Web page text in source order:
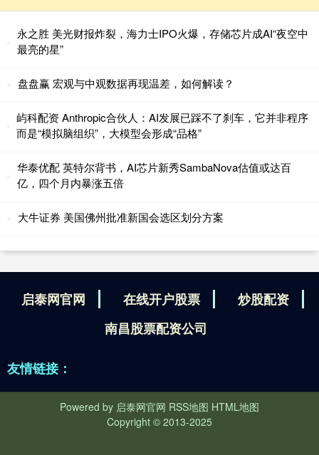
永之胜 美光财报炸裂，海力士IPO火爆，存储芯片成AI“夜空中
最亮的星”
盘盘赢 宏观与中观数据再现温差，如何解读？
屿科配资 Anthropic合伙人：AI发展已踩不了刹车，它并非程序
而是“模拟脑组织”，大模型会形成“品格”
华泰优配 英特尔背书，AI芯片新秀SambaNova估值或达百
亿，四个月内暴涨五倍
大牛证券 美国佛州批准新国会选区划分方案
启泰网官网 在线开户股票
炒股配资
南昌股票配资公司
友情链接：
Powered by 启泰网官网 RSS地图 HTML地图
Copyright © 2013-2025